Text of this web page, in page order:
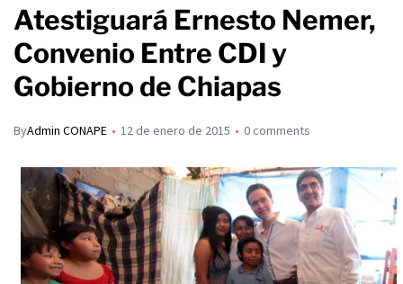
Atestiguará Ernesto Nemer,
Convenio Entre CDI y
Gobierno de Chiapas
ByAdmin CONAPE 12 de enero de 2015 0 comments